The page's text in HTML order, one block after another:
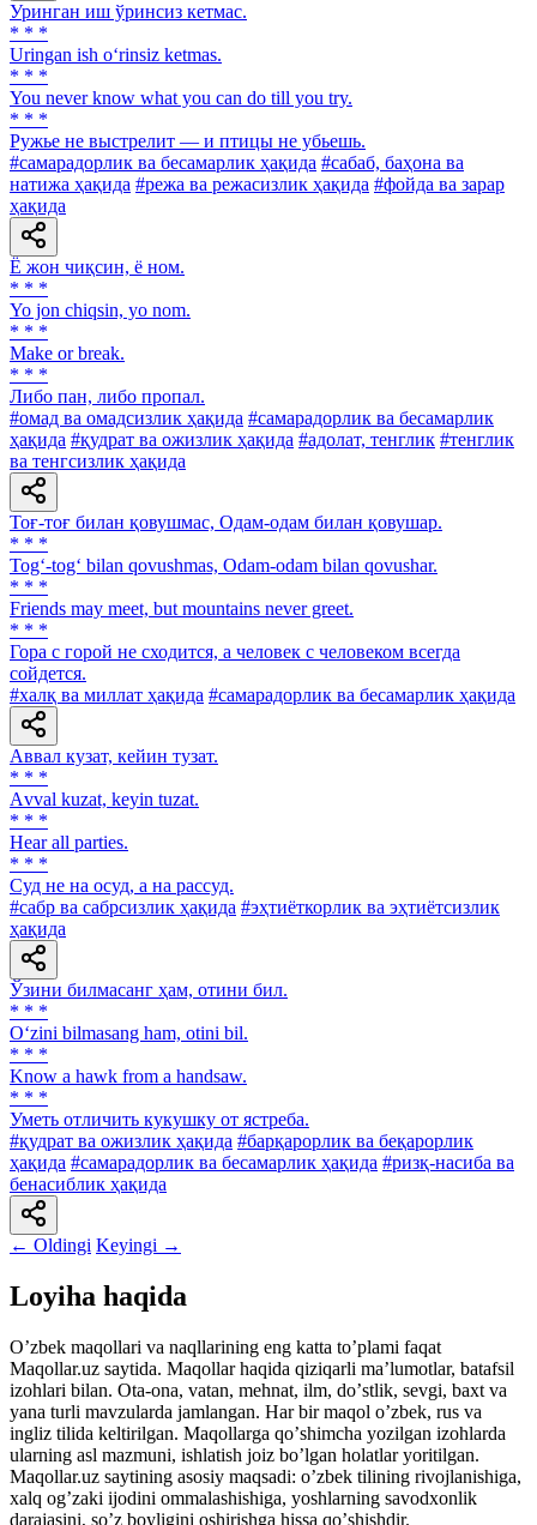
Уринган иш ўринсиз кетмас.
* * *
Uringan ish o‘rinsiz ketmas.
* * *
You never know what you can do till you try.
* * *
Ружье не выстрелит — и птицы не убьешь.
#самарадорлик ва бесамарлик ҳақида #сабаб, баҳона ва
натижа ҳақида #режа ва режасизлик ҳақида #фойда ва зарар
ҳақида
Ё жон чиқсин, ё ном.
* * *
Yo jon chiqsin, yo nom.
* * *
Make or break.
* * *
Либо пан, либо пропал.
#омад ва омадсизлик ҳақида #самарадорлик ва бесамарлик
ҳақида #қудрат ва ожизлик ҳақида #адолат, тенглик #тенглик
ва тенгсизлик ҳақида
Тоғ-тоғ билан қовушмас, Одам-одам билан қовушар.
* * *
Tog‘-tog‘ bilan qovushmas, Odam-odam bilan qovushar.
* * *
Friends may meet, but mountains never greet.
* * *
Гора с горой не сходится, а человек с человеком всегда
сойдется.
#халқ ва миллат ҳақида #самарадорлик ва бесамарлик ҳақида
Аввал кузат, кейин тузат.
* * *
Аvval kuzat, keyin tuzat.
* * *
Hear all parties.
* * *
Суд не на осуд, а на рассуд.
#сабр ва сабрсизлик ҳақида #эҳтиёткорлик ва эҳтиётсизлик
ҳақида
Ўзини билмасанг ҳам, отини бил.
* * *
O‘zini bilmasang ham, otini bil.
* * *
Know а hawk from a handsaw.
* * *
Уметь отличить кукушку от ястреба.
#қудрат ва ожизлик ҳақида #барқарорлик ва беқарорлик
ҳақида #самарадорлик ва бесамарлик ҳақида #ризқ-насиба ва
бенасиблик ҳақида
← Oldingi Keyingi →
Loyiha haqida
Oʼzbek maqollari va naqllarining eng katta toʼplami faqat
Maqollar.uz saytida. Maqollar haqida qiziqarli maʼlumotlar, batafsil
izohlari bilan. Ota-ona, vatan, mehnat, ilm, doʼstlik, sevgi, baxt va
yana turli mavzularda jamlangan. Har bir maqol oʼzbek, rus va
ingliz tilida keltirilgan. Maqollarga qoʼshimcha yozilgan izohlarda
ularning asl mazmuni, ishlatish joiz boʼlgan holatlar yoritilgan.
Maqollar.uz saytining asosiy maqsadi: oʼzbek tilining rivojlanishiga,
xalq ogʼzaki ijodini ommalashishiga, yoshlarning savodxonlik
darajasini, soʼz boyligini oshirishga hissa qoʼshishdir.